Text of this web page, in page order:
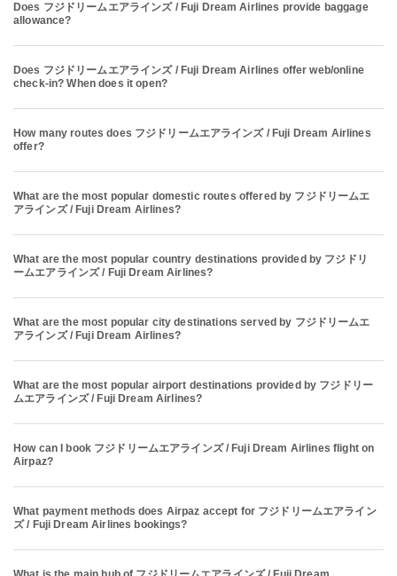
Does フジドリームエアラインズ / Fuji Dream Airlines provide baggage
allowance?
Does フジドリームエアラインズ / Fuji Dream Airlines offer web/online
check-in? When does it open?
How many routes does フジドリームエアラインズ / Fuji Dream Airlines
offer?
What are the most popular domestic routes offered by フジドリームエ
アラインズ / Fuji Dream Airlines?
What are the most popular country destinations provided by フジドリ
ームエアラインズ / Fuji Dream Airlines?
What are the most popular city destinations served by フジドリームエ
アラインズ / Fuji Dream Airlines?
What are the most popular airport destinations provided by フジドリー
ムエアラインズ / Fuji Dream Airlines?
How can I book フジドリームエアラインズ / Fuji Dream Airlines flight on
Airpaz?
What payment methods does Airpaz accept for フジドリームエアライン
ズ / Fuji Dream Airlines bookings?